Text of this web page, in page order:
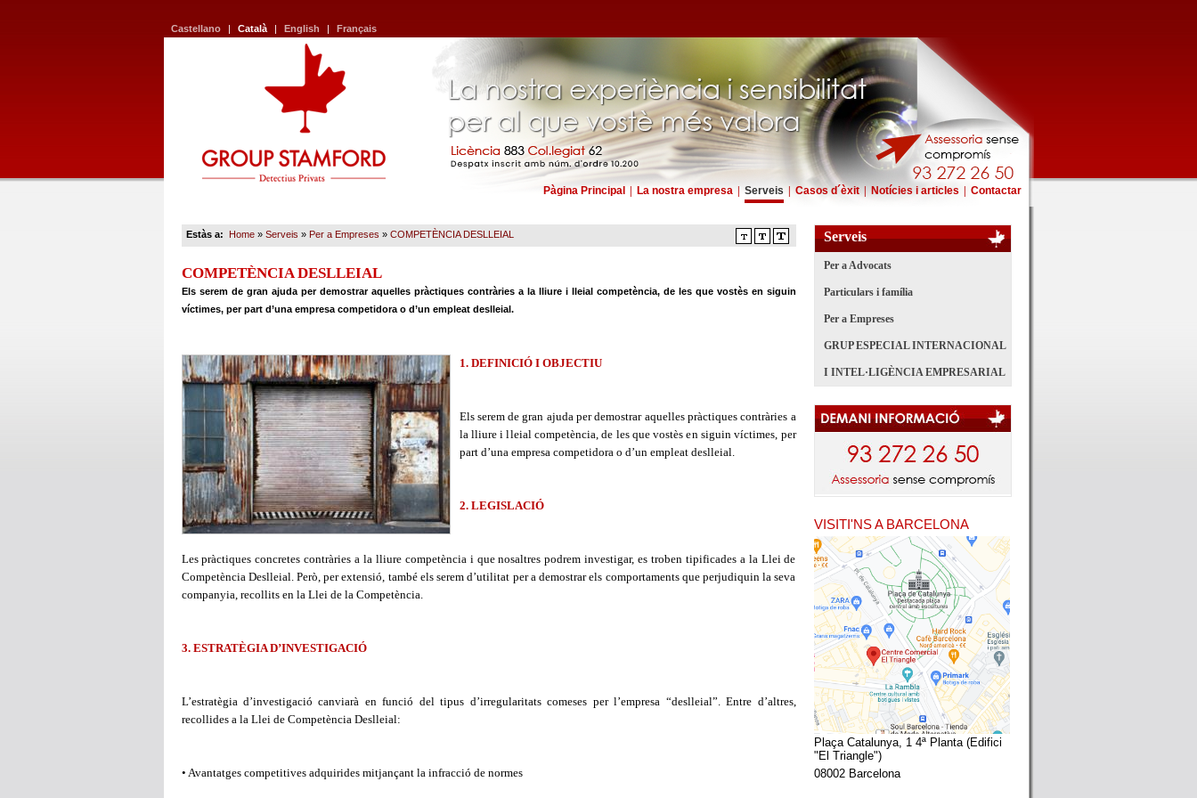
Castellano | Català | English | Français
Pàgina Principal La nostra empresa Serveis Casos d´èxit Notícies i articles Contactar
Serveis
Per a Advocats
Particulars i família
Per a Empreses
GRUP ESPECIAL INTERNACIONAL
I INTEL·LIGÈNCIA EMPRESARIAL
VISITI'NS A BARCELONA
Plaça Catalunya, 1 4ª Planta (Edifici
"El Triangle")
08002 Barcelona
Estàs a: Home» Serveis » Per a Empreses » COMPETÈNCIA DESLLEIAL
COMPETÈNCIA DESLLEIAL
Els serem de gran ajuda per demostrar aquelles pràctiques contràries a la lliure i lleial competència, de les que vostès en siguin
víctimes, per part d’una empresa competidora o d’un empleat deslleial.
1. DEFINICIÓ I OBJECTIU
Els serem de gran ajuda per demostrar aquelles pràctiques contràries a
la lliure i lleial competència, de les que vostès en siguin víctimes, per
part d’una empresa competidora o d’un empleat deslleial.
2. LEGISLACIÓ
Les pràctiques concretes contràries a la lliure competència i que nosaltres podrem investigar, es troben tipificades a la Llei de
Competència Deslleial. Però, per extensió, també els serem d’utilitat per a demostrar els comportaments que perjudiquin la seva
companyia, recollits en la Llei de la Competència.
3. ESTRATÈGIA D’INVESTIGACIÓ
L’estratègia d’investigació canviarà en funció del tipus d’irregularitats comeses per l’empresa “deslleial”. Entre d’altres,
recollides a la Llei de Competència Deslleial:
• Avantatges competitives adquirides mitjançant la infracció de normes